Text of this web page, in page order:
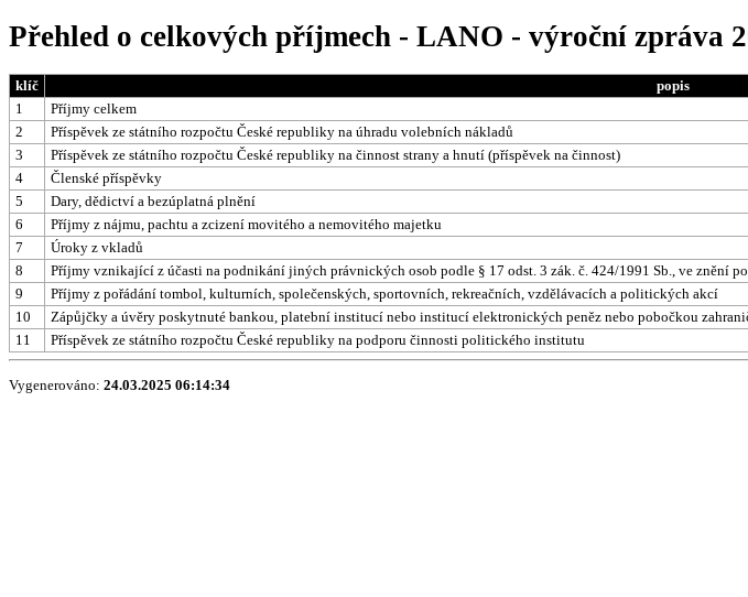
Přehled o celkových příjmech - LANO - výroční zpráva
klíč popis
1
Příjmy celkem
2
Příspěvek ze státního rozpočtu České republiky na úhradu volebních nákladů
3
Příspěvek ze státního rozpočtu České republiky na činnost strany a hnutí (příspěvek na činnost)
4
Členské příspěvky
5
Dary, dědictví a bezúplatná plnění
6
Příjmy z nájmu, pachtu a zcizení movitého a nemovitého majetku
7
Úroky z vkladů
8
Příjmy vznikající z účasti na podnikání jiných právnických osob podle § 17 odst. 3 zák. č. 424/1991 Sb., ve znění
9
Příjmy z pořádání tombol, kulturních, společenských, sportovních, rekreačních, vzdělávacích a politických akcí
10
Zápůjčky a úvěry poskytnuté bankou, platební institucí nebo institucí elektronických peněz nebo pobočkou
11
Příspěvek ze státního rozpočtu České republiky na podporu činnosti politického institutu
Vygenerováno: 24.03.2025 06:14:34